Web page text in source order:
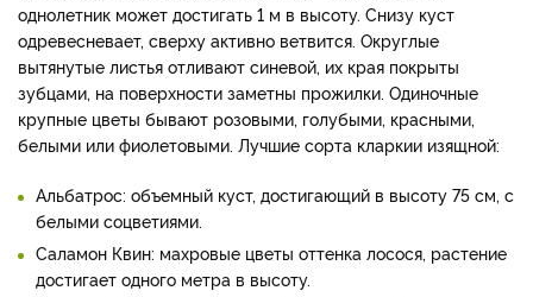
однолетник может достигать 1 м в высоту. Снизу куст
одревесневает, сверху активно ветвится. Округлые
вытянутые листья отливают синевой, их края покрыты
зубцами, на поверхности заметны прожилки. Одиночные
крупные цветы бывают розовыми, голубыми, красными,
белыми или фиолетовыми. Лучшие сорта кларкии изящной:
Альбатрос: объемный куст, достигающий в высоту 75 см, с
белыми соцветиями.
Саламон Квин: махровые цветы оттенка лосося, растение
достигает одного метра в высоту.